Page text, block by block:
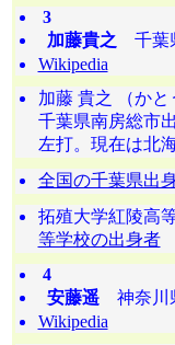
3
加藤貴之 千葉
Wikipedia
加藤 貴之 （かと
千葉県南房総市
左打。現在は北
全国の千葉県出
拓殖大学紅陵
等学校の出身者
4
安藤遥神奈川
Wikipedia